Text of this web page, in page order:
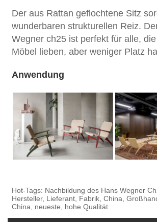
Der aus Rattan geflochtene Sitz
wunderbaren strukturellen Reiz.
Wegner ch25 ist perfekt für alle,
Möbel lieben, aber weniger Platz
Anwendung
Hot-Tags: Nachbildung des Hans Wegner
Hersteller, Lieferant, Fabrik, China,
China, neueste, hohe Qualität